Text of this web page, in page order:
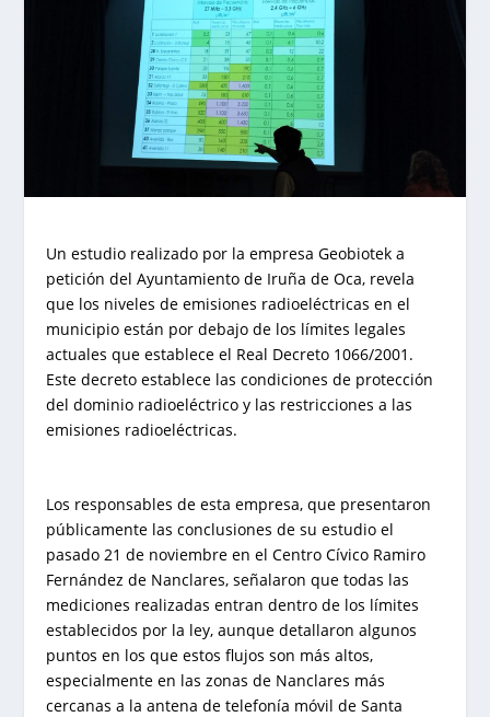
Un estudio realizado por la empresa Geobiotek a
petición del Ayuntamiento de Iruña de Oca, revela
que los niveles de emisiones radioeléctricas en el
municipio están por debajo de los límites legales
actuales que establece el Real Decreto 1066/2001.
Este decreto establece las condiciones de protección
del dominio radioeléctrico y las restricciones a las
emisiones radioeléctricas.
Los responsables de esta empresa, que presentaron
públicamente las conclusiones de su estudio el
pasado 21 de noviembre en el Centro Cívico Ramiro
Fernández de Nanclares, señalaron que todas las
mediciones realizadas entran dentro de los límites
establecidos por la ley, aunque detallaron algunos
puntos en los que estos flujos son más altos,
especialmente en las zonas de Nanclares más
cercanas a la antena de telefonía móvil de Santa